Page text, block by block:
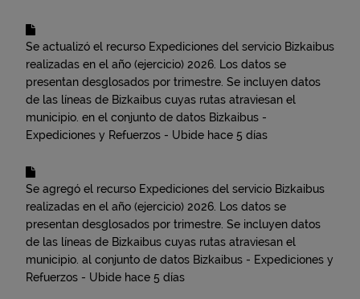
Se actualizó el recurso Expediciones del servicio Bizkaibus
realizadas en el año (ejercicio) 2026. Los datos se
presentan desglosados por trimestre. Se incluyen datos
de las líneas de Bizkaibus cuyas rutas atraviesan el
municipio. en el conjunto de datos Bizkaibus -
Expediciones y Refuerzos - Ubide hace 5 días
Se agregó el recurso Expediciones del servicio Bizkaibus
realizadas en el año (ejercicio) 2026. Los datos se
presentan desglosados por trimestre. Se incluyen datos
de las líneas de Bizkaibus cuyas rutas atraviesan el
municipio. al conjunto de datos Bizkaibus - Expediciones y
Refuerzos - Ubide hace 5 días